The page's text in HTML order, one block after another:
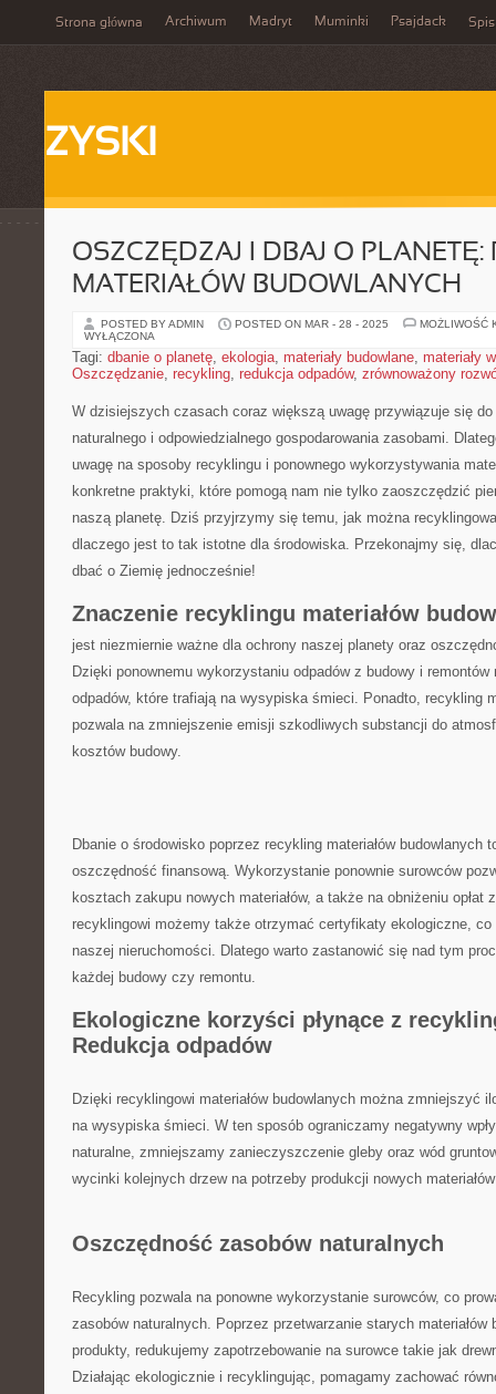
Strona główna Archiwum Madryt Muminki Psajdack Spis
ZYSKI
OSZCZĘDZAJ I DBAJ O PLANETĘ:
MATERIAŁÓW BUDOWLANYCH
POSTED BY ADMIN POSTED ON MAR - 28 - 2025
MOŻLIWOŚĆ
WYŁĄCZONA
Tagi: dbanie o planetę, ekologia, materiały budowlane, materiały
Oszczędzanie, recykling, redukcja odpadów, zrównoważony
W dzisiejszych czasach coraz większą uwagę przywiązuje ‍się
naturalnego i odpowiedzialnego‌ gospodarowania zasobami.
uwagę​ na sposoby recyklingu​ i⁣ ponownego wykorzystywania
konkretne praktyki,⁣ które pomogą nam nie tylko‌ zaoszczędzić
‌naszą planetę. Dziś przyjrzymy się temu, jak można
dlaczego jest to tak istotne dla środowiska. Przekonajmy się,
dbać o⁢ Ziemię⁣ jednocześnie!
Znaczenie recyklingu materiałów
jest niezmiernie ważne dla ochrony naszej planety ⁤oraz⁤
Dzięki ponownemu wykorzystaniu odpadów z budowy‍ i
odpadów, które trafiają na ‍wysypiska śmieci. Ponadto, recykling
pozwala na zmniejszenie emisji szkodliwych substancji do
kosztów budowy.
Dbanie o środowisko poprzez recykling materiałów budowlanych
oszczędność finansową. Wykorzystanie ponownie⁣ surowców
kosztach zakupu nowych materiałów, a także na obniżeniu opłat
recyklingowi możemy​ także otrzymać certyfikaty ekologiczne,
naszej nieruchomości. Dlatego ​warto zastanowić się nad tym
każdej ‍budowy czy remontu.
Ekologiczne korzyści płynące z
Redukcja odpadów
Dzięki recyklingowi materiałów budowlanych można zmniejszyć
na wysypiska śmieci. W ten sposób ograniczamy⁢ negatywny
naturalne,⁢ zmniejszamy⁤ zanieczyszczenie gleby oraz wód
wycinki kolejnych drzew na‌ potrzeby produkcji nowych
Oszczędność​ zasobów naturalnych
Recykling pozwala na ponowne wykorzystanie surowców, co
zasobów naturalnych. Poprzez przetwarzanie starych ‍materiałów
produkty, redukujemy zapotrzebowanie na surowce takie jak
Działając ⁢ekologicznie i recyklingując, pomagamy zachować